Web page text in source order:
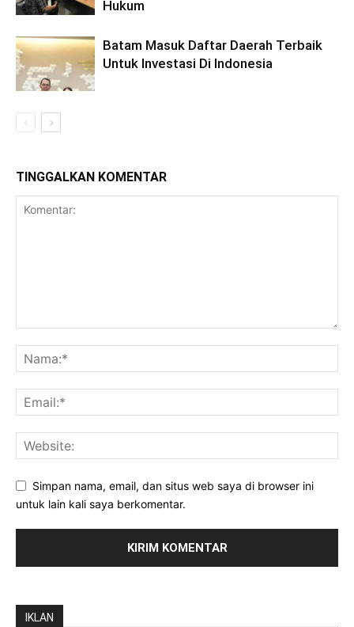
Hukum
Batam Masuk Daftar Daerah Terbaik
Untuk Investasi Di Indonesia
TINGGALKAN KOMENTAR
Simpan nama, email, dan situs web saya di browser ini
untuk lain kali saya berkomentar.
IKLAN